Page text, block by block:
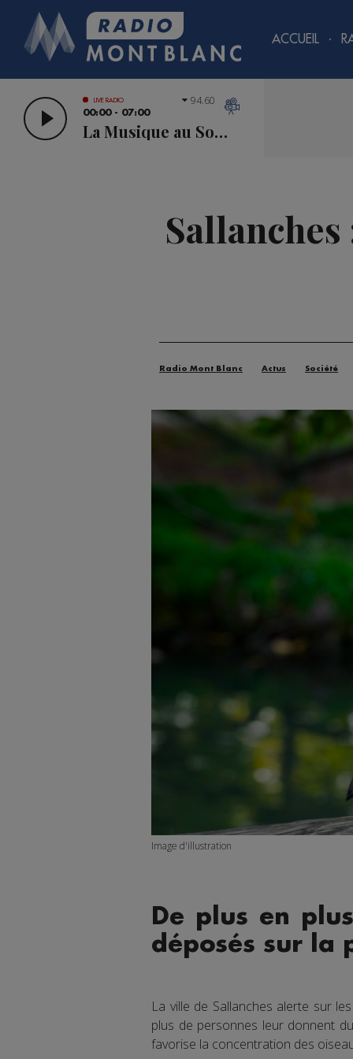
ACCUEIL
LIVE RADIO
00:00 - 07:00
La Musique au Sommet
94.60
Radio Mont Blanc Actus Société
Image d'illustration
De plus en
déposés sur la
La ville de Sallanches alerte sur
plus de personnes leur donnent
favorise la concentration des